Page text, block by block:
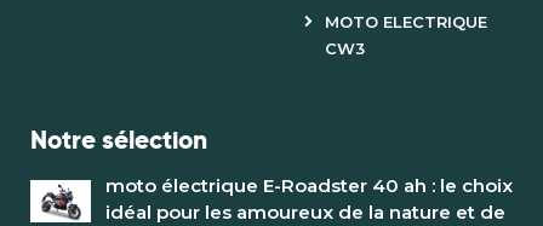
MOTO ELECTRIQUE
CW3
Notre sélection
moto électrique E-Roadster 40 ah : le choix
idéal pour les amoureux de la nature et de